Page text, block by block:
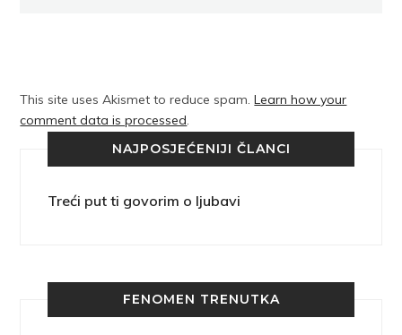
This site uses Akismet to reduce spam.Learn how your
comment data is processed.
NAJPOSJEĆENIJI ČLANCI
Treći put ti govorim o ljubavi
FENOMEN TRENUTKA